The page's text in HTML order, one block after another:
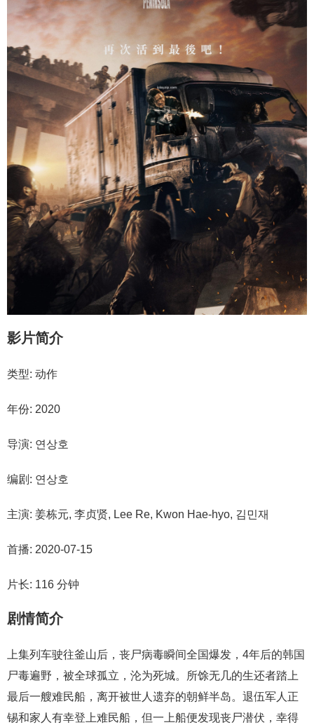
影片简介
类型: 动作
年份: 2020
导演: 연상호
编剧: 연상호
主演: 姜栋元, 李贞贤, Lee Re, Kwon Hae-hyo, 김민재
首播: 2020-07-15
片长: 116 分钟
剧情简介
上集列车驶往釜山后，丧尸病毒瞬间全国爆发，4年后的韩国
尸毒遍野，被全球孤立，沦为死城。所馀无几的生还者踏上
最后一艘难民船，离开被世人遗弃的朝鲜半岛。退伍军人正
锡和家人有幸登上难民船，但一上船便发现丧尸潜伏，幸得